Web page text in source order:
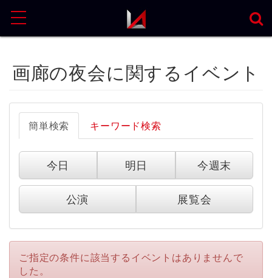
MENU
画廊の夜会に関するイベント
簡単検索 キーワード検索
今日 明日 今週末
公演 展覧会
ご指定の条件に該当するイベントはありませんで
した。